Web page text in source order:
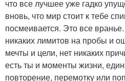
что все лучшее уже гадко
вновь, что мир стоит к тебе
посмеивается. Это все
никаких лимитов на пробы и
мечты и цели, нет никаких
есть ты и моменты жизни,
повторение, перемотку или